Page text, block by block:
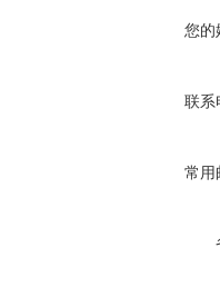
您的
联系
常用